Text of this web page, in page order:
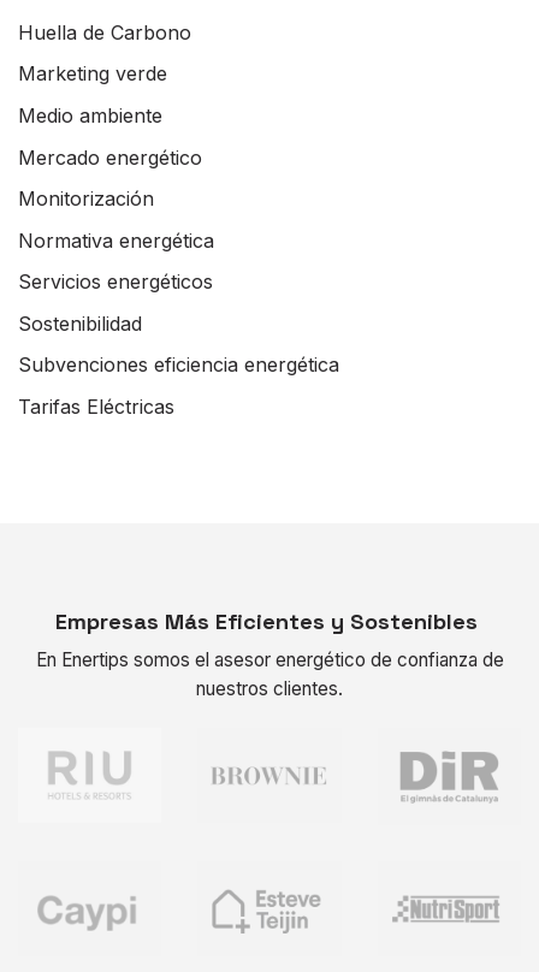
Huella de Carbono
Marketing verde
Medio ambiente
Mercado energético
Monitorización
Normativa energética
Servicios energéticos
Sostenibilidad
Subvenciones eficiencia energética
Tarifas Eléctricas
Empresas Más Eficientes y Sostenibles
En Enertips somos el asesor energético de confianza de
nuestros clientes.